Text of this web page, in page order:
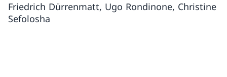
Friedrich Dürrenmatt, Ugo Rondinone, Christine
Sefolosha